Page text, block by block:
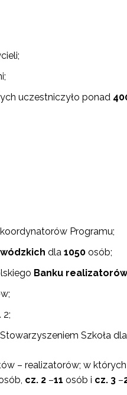
uczestniczyło ponad
Programu;
dla 1050 osób;
Banku
2;
Szkoła
– realizatorów; w
cz. 2 –11 osób i cz. 3 –